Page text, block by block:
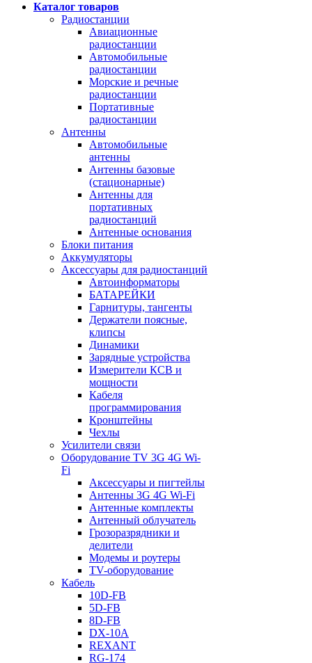
Каталог товаров
Радиостанции
Авиационные
радиостанции
Автомобильные
радиостанции
Морские и речные
радиостанции
Портативные
радиостанции
Антенны
Автомобильные
антенны
Антенны базовые
(стационарные)
Антенны для
портативных
радиостанций
Антенные основания
Блоки питания
Аккумуляторы
Аксессуары для радиостанций
Автоинформаторы
БАТАРЕЙКИ
Гарнитуры, тангенты
Держатели поясные,
клипсы
Динамики
Зарядные устройства
Измерители КСВ и
мощности
Кабеля
программирования
Кронштейны
Чехлы
Усилители связи
Оборудование TV 3G 4G Wi-
Fi
Аксессуары и пигтейлы
Антенны 3G 4G Wi-Fi
Антенные комплекты
Антенный облучатель
Грозоразрядники и
делители
Модемы и роутеры
TV-оборудование
Кабель
10D-FB
5D-FB
8D-FB
DX-10A
REXANT
RG-174